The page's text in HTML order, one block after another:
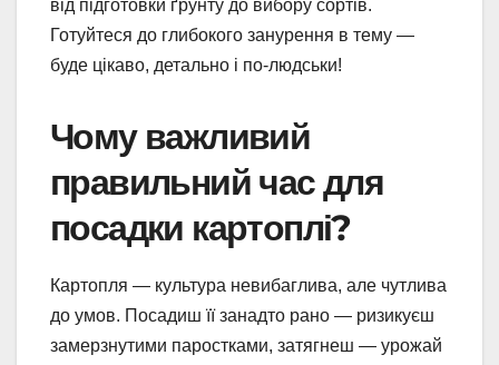
від підготовки ґрунту до вибору сортів.
Готуйтеся до глибокого занурення в тему —
буде цікаво, детально і по-людськи!
Чому важливий
правильний час для
посадки картоплі?
Картопля — культура невибаглива, але чутлива
до умов. Посадиш її занадто рано — ризикуєш
замерзнутими паростками, затягнеш — урожай